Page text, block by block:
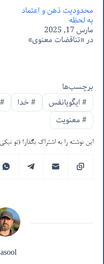
محدودیت ذهن و اعتماد
به لحظه
مارس 17, 2025
در «تناقضات معنوی»
برچسب‌ها
#ایگویانفس #خدا #
#معنویت
این نوشته را به اشتراک بگذار! (تو